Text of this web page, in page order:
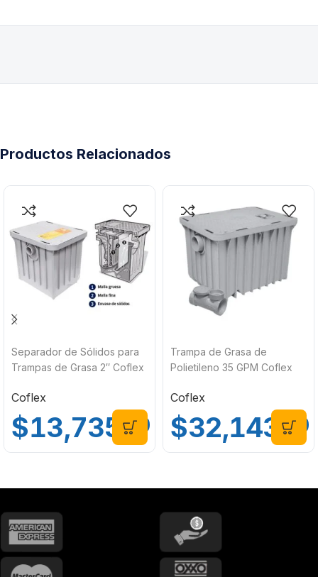
Productos Relacionados
Separador de Sólidos para
Trampas de Grasa 2″ Coflex
Coflex
$13,735 .00
Trampa de Grasa de
Polietileno 35 GPM Coflex
Coflex
$32,143 .00